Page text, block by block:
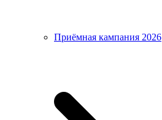
Приёмная кампания 2026